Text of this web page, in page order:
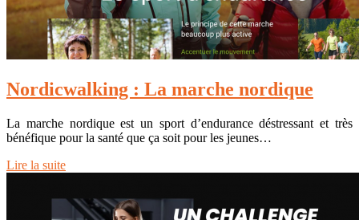
Nordicwalking : La marche nordique
La marche nordique est un sport d’endurance déstressant et très
bénéfique pour la santé que ça soit pour les jeunes…
Lire la suite